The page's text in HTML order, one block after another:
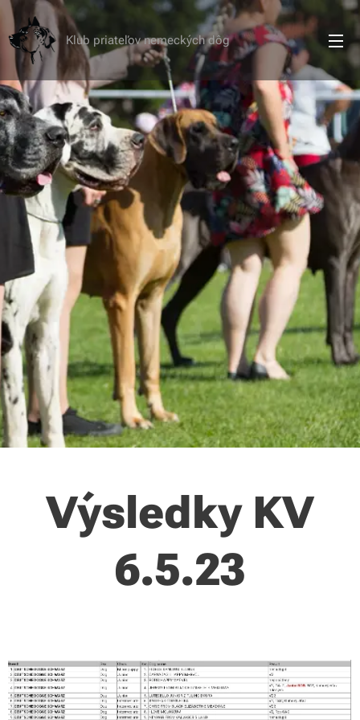
Klub priateľov nemeckých dôg
Výsledky KV
6.5.23